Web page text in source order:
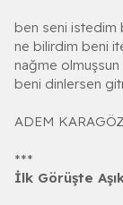
ben seni istedim
ne bilirdim beni
nağme
beni dinlersen
ADEM KARAGÖZ
***
İlk Görüşte